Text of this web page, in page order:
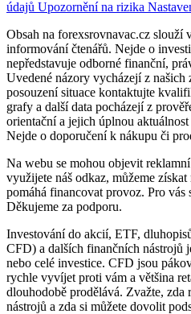
údajů Upozornění na rizika
Obsah na forexsrovnavac.cz slouží
informování čtenářů. Nejde o
nepředstavuje odborné finanční,
Uvedené názory vycházejí z
posouzení situace kontaktujte
grafy a další data pocházejí z
orientační a jejich úplnou
Nejde o doporučení k nákupu či
Na webu se mohou objevit
využijete náš odkaz, můžeme
pomáhá financovat provoz. Pro vás
Děkujeme za podporu.
Investování do akcií, ETF,
CFD) a dalších finančních nástrojů
nebo celé investice. CFD jsou
rychle vyvíjet proti vám a většina
dlouhodobě prodělává. Zvažte,
nástrojů a zda si můžete dovolit